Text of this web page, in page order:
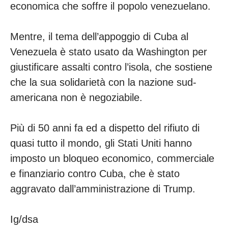
economica che soffre il popolo venezuelano.
Mentre, il tema dell’appoggio di Cuba al
Venezuela è stato usato da Washington per
giustificare assalti contro l’isola, che sostiene
che la sua solidarietà con la nazione sud-
americana non è negoziabile.
Più di 50 anni fa ed a dispetto del rifiuto di
quasi tutto il mondo, gli Stati Uniti hanno
imposto un bloqueo economico, commerciale
e finanziario contro Cuba, che è stato
aggravato dall’amministrazione di Trump.
Ig/dsa